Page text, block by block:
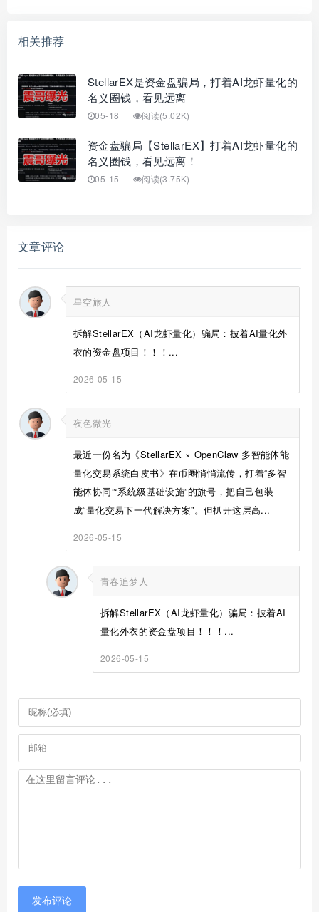
相关推荐
StellarEX是资金盘骗局，打着AI龙虾量化的
名义圈钱，看见远离
05-18 阅读(5.02K)
资金盘骗局【StellarEX】打着AI龙虾量化的
名义圈钱，看见远离！
05-15 阅读(3.75K)
文章评论
星空旅人
拆解StellarEX（AI龙虾量化）骗局：披着AI量化外
衣的资金盘项目！！！...
2026-05-15
夜色微光
最近一份名为《StellarEX × OpenClaw 多智能体能
量化交易系统白皮书》在币圈悄悄流传，打着“多智
能体协同”“系统级基础设施”的旗号，把自己包装
成“量化交易下一代解决方案”。但扒开这层高...
2026-05-15
青春追梦人
拆解StellarEX（AI龙虾量化）骗局：披着AI
量化外衣的资金盘项目！！！...
2026-05-15
发布评论